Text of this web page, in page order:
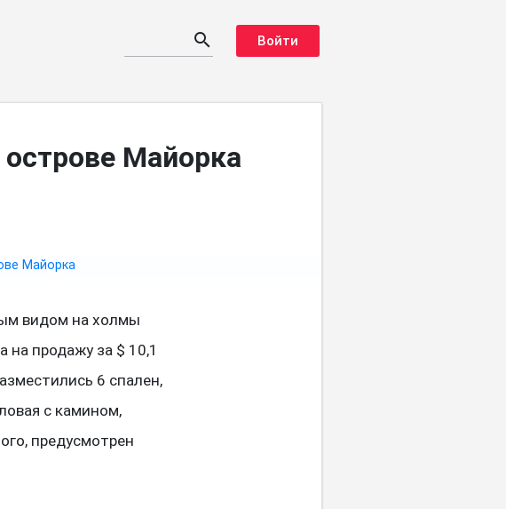
search Войти
Майорка
видом на холмы
на продажу за $ 10,1
6 спален,
с камином,
предусмотрен